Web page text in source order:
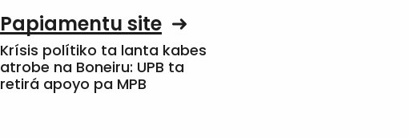
Papiamentu site
Krísis polítiko ta lanta kabes
atrobe na Boneiru: UPB ta
retirá apoyo pa MPB